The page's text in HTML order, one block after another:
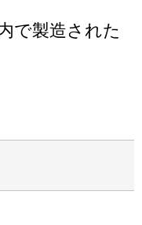
で製造された